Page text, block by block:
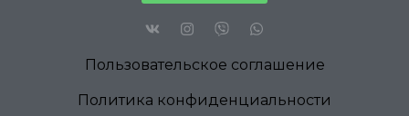
Пользовательское соглашение
Политика конфиденциальности